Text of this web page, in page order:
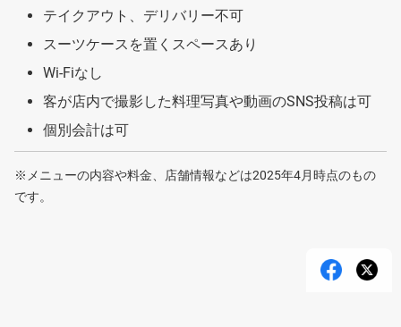
テイクアウト、デリバリー不可
スーツケースを置くスペースあり
Wi-Fiなし
客が店内で撮影した料理写真や動画のSNS投稿は可
個別会計は可
※メニューの内容や料金、店舗情報などは2025年4月時点のもの
です。